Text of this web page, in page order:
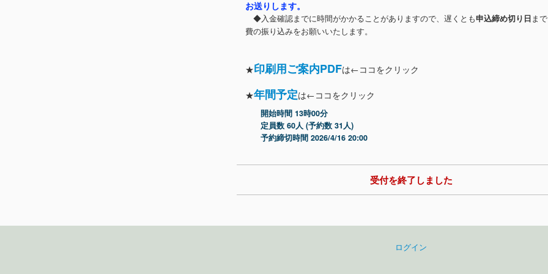
お送りします。
◆入金確認までに時間がかかることがありますので、遅くとも申込締め切り日ま
費の振り込みをお願いいたします。
★印刷用ご案内PDFは←ココをクリック
★年間予定は←ココをクリック
開始時間 13時00分
定員数 60人 (予約数 31人)
予約締切時間 2026/4/16 20:00
受付を終了しました
ログイン